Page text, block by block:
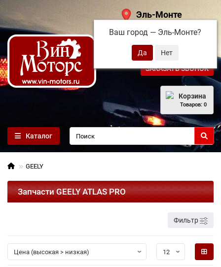
Эль-Монте
Ваш город — Эль-Монте?
+7 (495) 108-68-71
ЗАКАЗАТЬ ЗВОНОК
Корзина
Товаров: 0
Каталог
GEELY
Запчасти GEELY ATLAS PRO
Фильтр